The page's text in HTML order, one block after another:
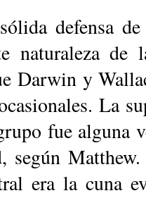
defensa
naturaleza
Darwin y
La
fue alguna
según
era la cu­na